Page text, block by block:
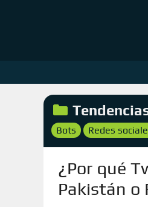
Categorías
Etiquetas
Bots , Redes
¿Por qué
Pakistán o